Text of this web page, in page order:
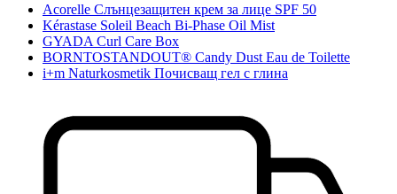
Acorelle Слънцезащитен крем за лице SPF 50
Kérastase Soleil Beach Bi-Phase Oil Mist
GYADA Curl Care Box
BORNTOSTANDOUT® Candy Dust Eau de Toilette
i+m Naturkosmetik Почисващ гел с глина